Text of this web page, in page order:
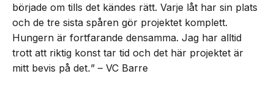
började om tills det kändes rätt. Varje låt har sin plats
och de tre sista spåren gör projektet komplett.
Hungern är fortfarande densamma. Jag har alltid
trott att riktig konst tar tid och det här projektet är
mitt bevis på det.” – VC Barre